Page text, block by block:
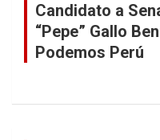
Candidato a
“Pepe” Gallo
Podemos Perú